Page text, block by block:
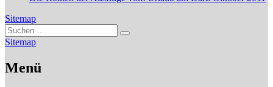
Sitemap
Suchen
nach:
Suchen
Sitemap
Menü